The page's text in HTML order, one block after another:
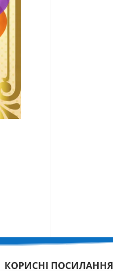
КОРИСНІ ПОСИЛАННЯ